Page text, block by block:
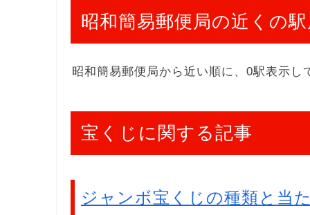
昭和簡易郵便局の近くの
昭和簡易郵便局から近い順に、0駅表示し
宝くじに関する記事
ジャンボ宝くじの種類と当